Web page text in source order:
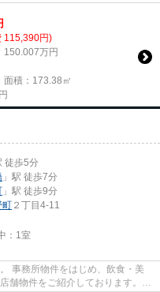
115,390円)
150.007万円
面積：173.38㎡
徒歩5分
」駅 徒歩7分
」駅 徒歩9分
町 ２丁目4-11
： 1室
事務所物件をはじめ、飲食・美
舗物件をご紹介しております。